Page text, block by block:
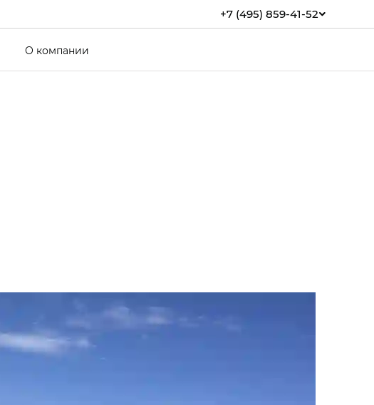
+7 (495) 859-41-52
О компании